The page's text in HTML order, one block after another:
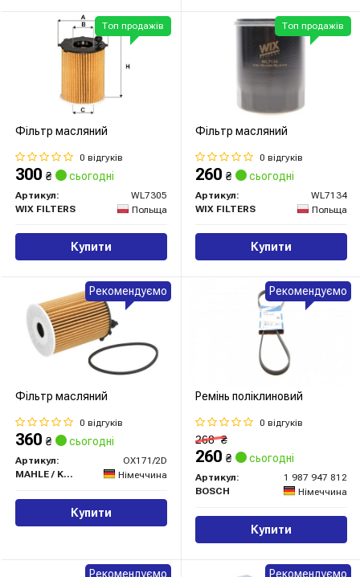
Фільтр масляний
0 відгуків
300 ₴ сьогодні
Артикул:
WL7305
WIX FILTERS
Польща
Купити
Топ продажів
Фільтр масляний
0 відгуків
260 ₴ сьогодні
Артикул:
WL7134
WIX FILTERS
Польща
Купити
Топ продажів
Фільтр масляний
0 відгуків
360 ₴ сьогодні
Артикул:
OX171/2D
MAHLE / KNECHT
Німеччина
Купити
Рекомендуємо
Ремінь поліклиновий
0 відгуків
268₴
260 ₴ сьогодні
Артикул:
1 987 947 812
BOSCH
Німеччина
Купити
Рекомендуємо
Рекомендуємо Рекомендуємо